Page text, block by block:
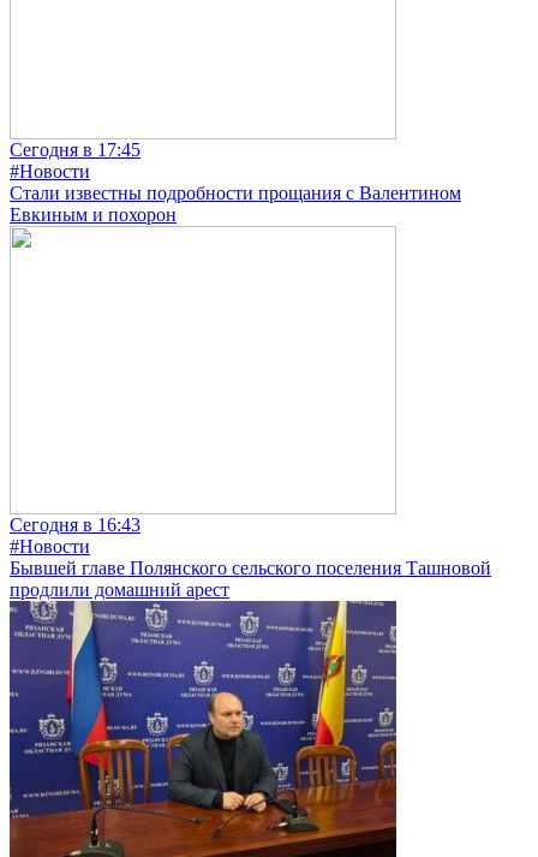
Сегодня в 17:45
#Новости
Стали известны подробности прощания с Валентином
Евкиным и похорон
Сегодня в 16:43
#Новости
Бывшей главе Полянского сельского поселения Ташновой
продлили домашний арест